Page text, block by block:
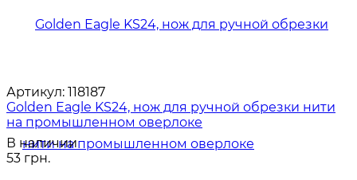
Артикул: 118187
Golden Eagle KS24, нож для ручной обрезки нити
на промышленном оверлоке
В наличии
53 грн.